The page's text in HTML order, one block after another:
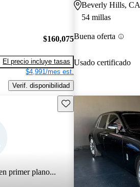
$160,075
El precio incluye tasas
$4,991/mes est.
Verif. disponibilidad
Beverly Hills, CA
54 millas
Buena oferta
Usado certificado
primer plano...
Guarda este Aviso